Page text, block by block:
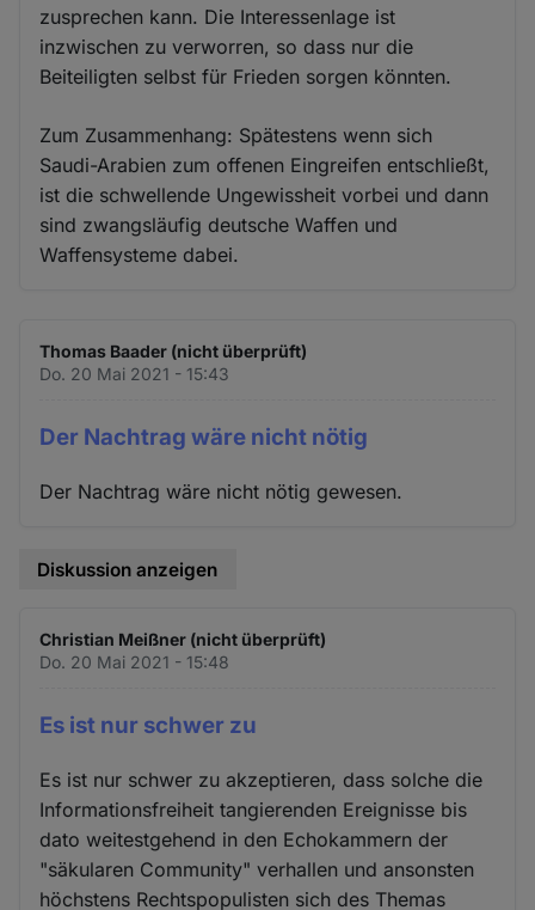
zusprechen kann. Die Interessenlage ist
inzwischen zu verworren, so dass nur die
Beiteiligten selbst für Frieden sorgen könnten.
Zum Zusammenhang: Spätestens wenn sich
Saudi-Arabien zum offenen Eingreifen entschließt,
ist die schwellende Ungewissheit vorbei und dann
sind zwangsläufig deutsche Waffen und
Waffensysteme dabei.
Thomas Baader (nicht überprüft)
Do. 20 Mai 2021 - 15:43
Der Nachtrag wäre nicht nötig
Der Nachtrag wäre nicht nötig gewesen.
Diskussion anzeigen
Christian Meißner (nicht überprüft)
Do. 20 Mai 2021 - 15:48
Es ist nur schwer zu
Es ist nur schwer zu akzeptieren, dass solche die
Informationsfreiheit tangierenden Ereignisse bis
dato weitestgehend in den Echokammern der
"säkularen Community" verhallen und ansonsten
höchstens Rechtspopulisten sich des Themas